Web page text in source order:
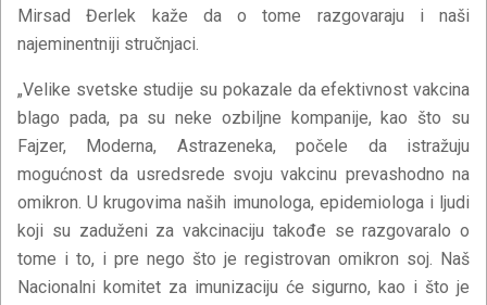
Mirsad Đerlek kaže da o tome razgovaraju i naši
najeminentniji stručnjaci.
„Velike svetske studije su pokazale da efektivnost vakcina
blago pada, pa su neke ozbiljne kompanije, kao što su
Fajzer, Moderna, Astrazeneka, počele da istražuju
mogućnost da usredsrede svoju vakcinu prevashodno na
omikron. U krugovima naših imunologa, epidemiologa i ljudi
koji su zaduženi za vakcinaciju takođe se razgovaralo o
tome i to, i pre nego što je registrovan omikron soj. Naš
Nacionalni komitet za imunizaciju će sigurno, kao i što je